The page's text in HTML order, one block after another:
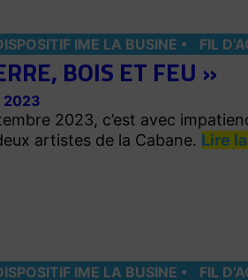
IME LA BUSINE FIL
BOIS ET FEU »
2023
2023, c’est avec
artistes de la Cabane. Lire
IME LA BUSINE FIL